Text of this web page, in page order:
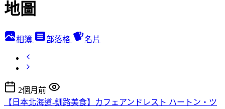
地圖
相簿 部落格 名片
2個月前
【日本北海道-釧路美食】カフェアンドレスト ハートン・ツ